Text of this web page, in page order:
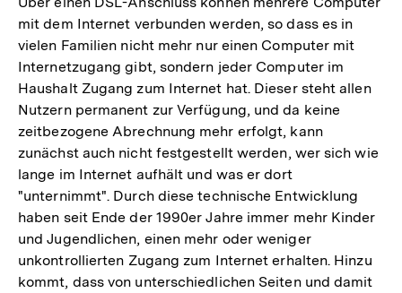
mit dem Internet verbunden werden, so dass es in
vielen Familien nicht mehr nur einen Computer mit
Internetzugang gibt, sondern jeder Computer im
Haushalt Zugang zum Internet hat. Dieser steht allen
Nutzern permanent zur Verfügung, und da keine
zeitbezogene Abrechnung mehr erfolgt, kann
zunächst auch nicht festgestellt werden, wer sich wie
lange im Internet aufhält und was er dort
"unternimmt". Durch diese technische Entwicklung
haben seit Ende der 1990er Jahre immer mehr Kinder
und Jugendlichen, einen mehr oder weniger
unkontrollierten Zugang zum Internet erhalten. Hinzu
kommt, dass von unterschiedlichen Seiten und damit